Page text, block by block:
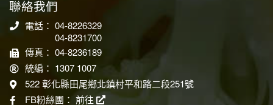
聯絡我們
電話： 04-8226329
04-8231700
傳真： 04-8236189
統編： 1307 1007
522 彰化縣田尾鄉北鎮村平和路二段251號
FB粉絲團： 前往